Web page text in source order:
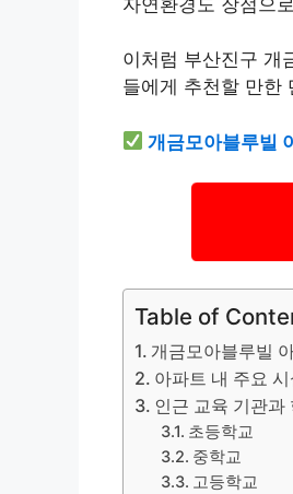
이처럼 부산진구 개
들에게 추천할 만한
개금모아블루빌
Table of
개금모아블루빌
아파트 내 주요
인근 교육 기관과
초등학교
중학교
고등학교